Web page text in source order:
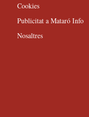
Cookies
Publicitat a Mataró Info
Nosaltres